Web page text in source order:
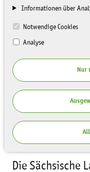
Informationen über
Notwendige Cookies
Analyse
Nur
Die Sächsische